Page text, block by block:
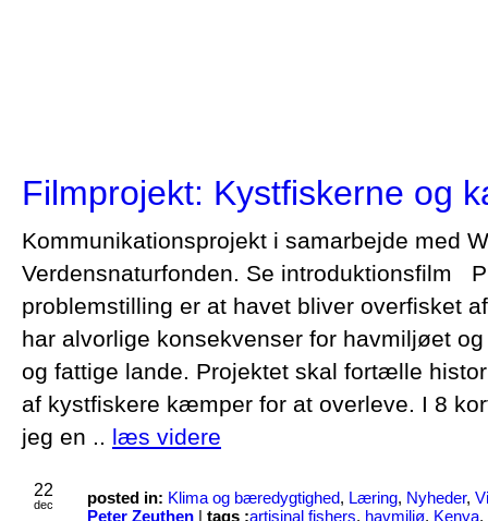
Filmprojekt: Kystfiskerne og
Kommunikationsprojekt i samarbejde med
Verdensnaturfonden. Se introduktionsfilm
problemstilling er at havet bliver overfisket
har alvorlige konsekvenser for havmiljøet
og fattige lande. Projektet skal fortælle
af kystfiskere kæmper for at overleve. I 8
jeg en .. læs videre
22
dec posted in: Klima og bæredygtighed, Læring, Nyheder,
Peter Zeuthen
tags :artisinal fishers, havmiljø, Kenya,